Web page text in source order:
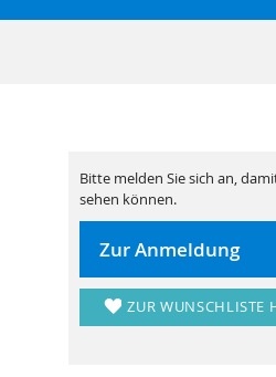
Bitte melden Sie sich an,
sehen können.
Zur Anmeldung
ZUR WUNSCHLISTE